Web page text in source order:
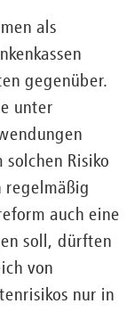
als
gegenüber.
unter
Risiko
regelmäßig
auch eine
soll, dürften
von
nur in